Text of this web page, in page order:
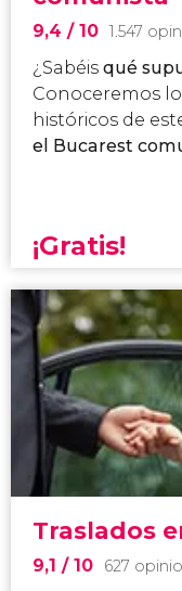
9,4 / 10 1.547
¿Sabéis qué
Conoceremos
históricos de
el Bucarest
¡Gratis!
Traslados
9,1 / 10 627